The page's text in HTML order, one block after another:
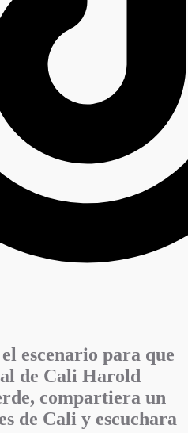
escenario para que
de Cali Harold
compartiera un
de Cali y escuchara